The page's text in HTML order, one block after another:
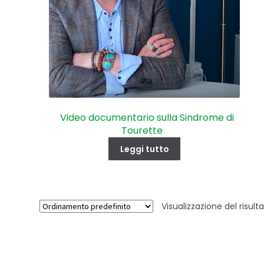
Video documentario sulla Sindrome di
Tourette
Leggi tutto
Visualizzazione del